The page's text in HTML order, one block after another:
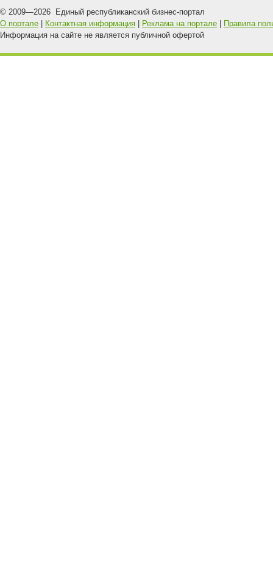
© 2009—2026 Единый республиканский бизнес-портал
О портале
Контактная информация Реклама на портале
Правила
Информация на сайте не является публичной офертой